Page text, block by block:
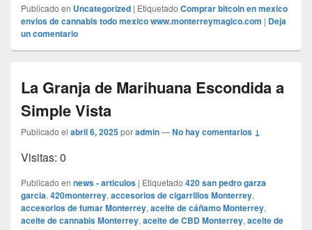
Publicado en Uncategorized | Etiquetado Comprar bitcoin en mexico
envios de cannabis todo mexico www.monterreymagico.com | Deja
un comentario
La Granja de Marihuana Escondida a
Simple Vista
Publicado el abril 6, 2025poradmin—No hay comentarios ↓
Visitas: 0
Publicado en news - articulos | Etiquetado 420 san pedro garza
garcia, 420monterrey, accesorios de cigarrillos Monterrey,
accesorios de fumar Monterrey, aceite de cáñamo Monterrey,
aceite de cannabis Monterrey, aceite de CBD Monterrey, aceite de